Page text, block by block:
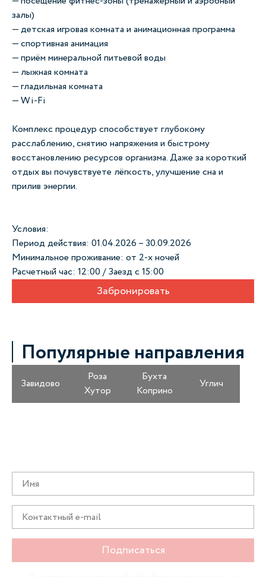
залы)
— детская игровая комната и анимационная программа
— спортивная анимация
— приём минеральной питьевой воды
— лыжная комната
— гладильная комната
— Wi-Fi
Комплекс процедур способствует глубокому
расслаблению, снятию напряжения и быстрому
восстановлению ресурсов организма. Даже за короткий
отдых вы почувствуете лёгкость, улучшение сна и
прилив энергии.
Условия:
Период действия: 01.04.2026 – 30.09.2026
Минимальное проживание: от 2-х ночей
Расчетный час: 12:00 / Заезд с 15:00
Забронировать
Популярные направления
Завидово
Роза
Хутор
Бухта
Коприно
Углич
Подписаться